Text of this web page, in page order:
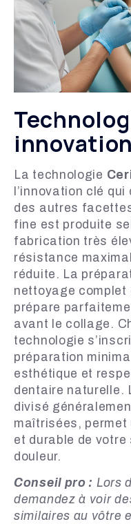
innovation
La technologie
l’innovation clé
des autres
fine est produite
fabrication très
résistance
réduite. La
nettoyage complet
prépare
avant le collage.
technologie
préparation
esthétique et
dentaire naturelle.
divisé
maîtrisées,
et durable de
douleur.
Conseil pro : Lors
demandez à voir
similaires au vôtre